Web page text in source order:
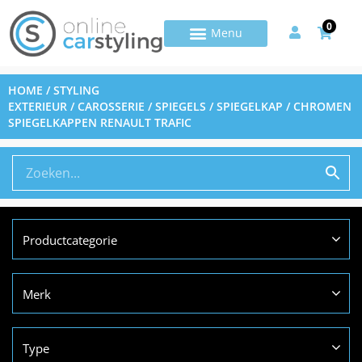
0
HOME /STYLING
EXTERIEUR /CAROSSERIE /SPIEGELS /SPIEGELKAP / CHROMEN
SPIEGELKAPPEN RENAULT TRAFIC
Productcategorie
Merk
Type